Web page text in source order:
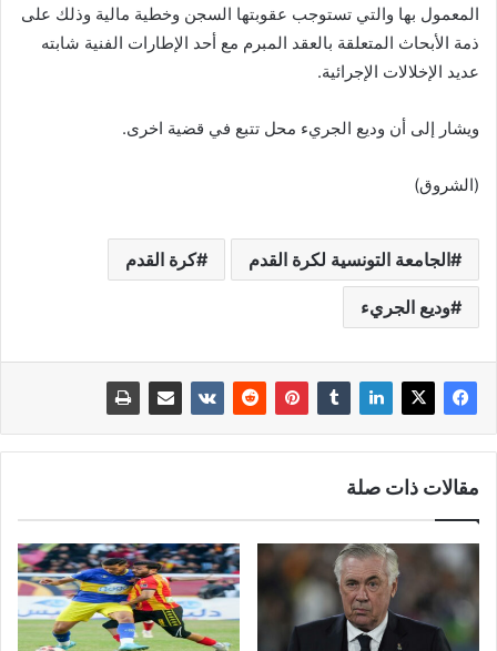
المعمول بها والتي تستوجب عقوبتها السجن وخطية مالية وذلك على
ذمة الأبحاث المتعلقة بالعقد المبرم مع أحد الإطارات الفنية شابته
عديد الإخلالات الإجرائية.
ويشار إلى أن وديع الجريء محل تتبع في قضية اخرى.
(الشروق)
الجامعة التونسية لكرة القدم كرة القدم
وديع الجريء
مقالات ذات صلة